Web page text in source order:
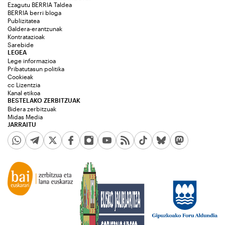
Ezagutu BERRIA Taldea
BERRIA berri bloga
Publizitatea
Galdera-erantzunak
Kontratazioak
Sarebide
JARRAITU
LEGEA
Lege informazioa
Pribatutasun politika
Cookieak
cc Lizentzia
Kanal etikoa
BESTELAKO ZERBITZUAK
Bidera zerbitzuak
Midas Media